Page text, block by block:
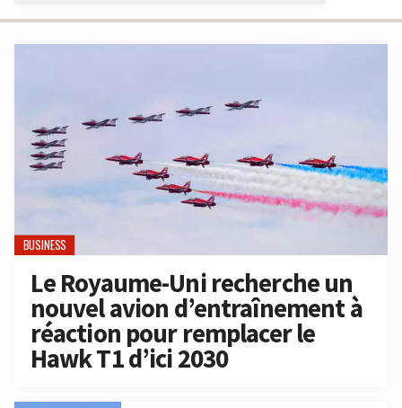
BUSINESS
Le Royaume-Uni recherche un
nouvel avion d’entraînement à
réaction pour remplacer le
Hawk T1 d’ici 2030